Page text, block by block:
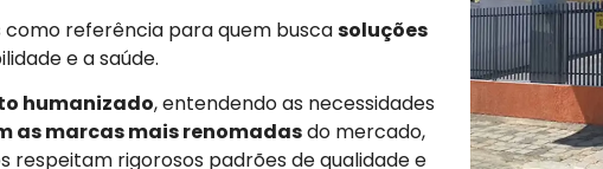
como referência para quem buscasoluções
e a saúde.
humanizado, entendendo as necessidades
as marcas mais renomadasdo mercado,
respeitam rigorosos padrões de qualidade e